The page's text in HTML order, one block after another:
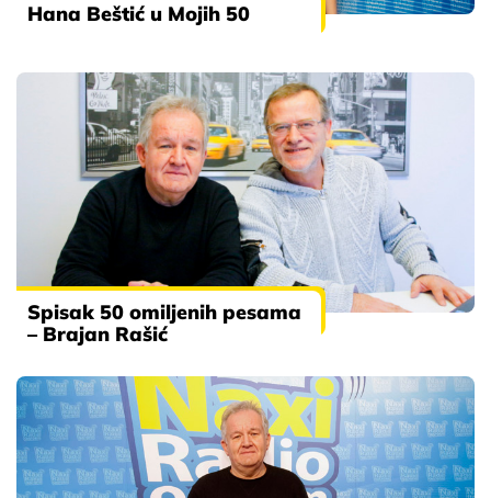
Hana Beštić u Mojih 50
Spisak 50 omiljenih pesama
– Brajan Rašić